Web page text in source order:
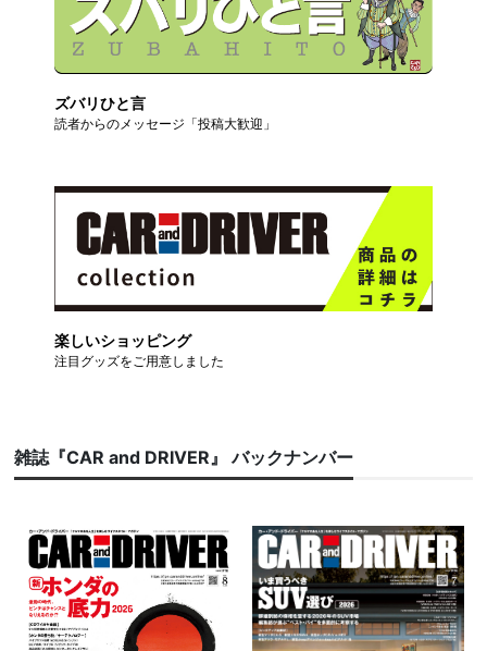
ズバリひと言
読者からのメッセージ「投稿大歓迎」
楽しいショッピング
注目グッズをご用意しました
雑誌『CAR and DRIVER』 バックナンバー